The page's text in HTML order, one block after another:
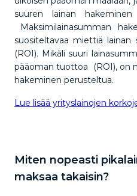
suuren lainan
Maksimilainasumman
suositeltavaa miettiä
(ROI). Mikäli suuri
pääoman tuottoa (ROI), on
hakeminen perusteltua.
Lue lisää yrityslainojen
Miten nopeasti
maksaa takaisin?